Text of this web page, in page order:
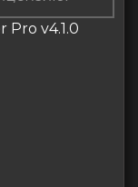
Pro v4.1.0